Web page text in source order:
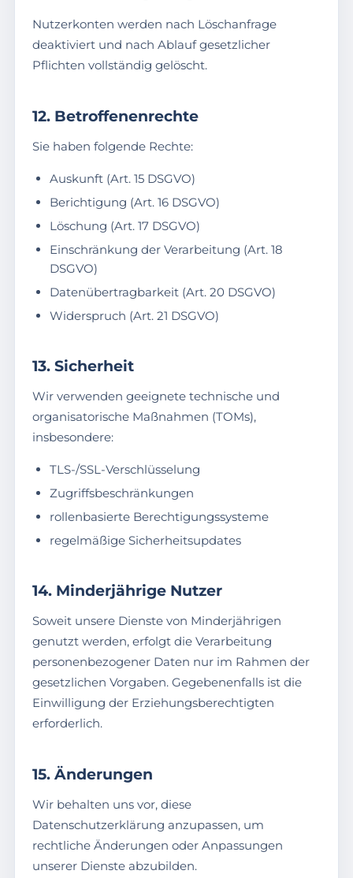
Nutzerkonten werden nach Löschanfrage
deaktiviert und nach Ablauf gesetzlicher
Pflichten vollständig gelöscht.
12. Betroffenenrechte
Sie haben folgende Rechte:
Auskunft (Art. 15 DSGVO)
Berichtigung (Art. 16 DSGVO)
Löschung (Art. 17 DSGVO)
Einschränkung der Verarbeitung (Art. 18
DSGVO)
Datenübertragbarkeit (Art. 20 DSGVO)
Widerspruch (Art. 21 DSGVO)
13. Sicherheit
Wir verwenden geeignete technische und
organisatorische Maßnahmen (TOMs),
insbesondere:
TLS-/SSL-Verschlüsselung
Zugriffsbeschränkungen
rollenbasierte Berechtigungssysteme
regelmäßige Sicherheitsupdates
14. Minderjährige Nutzer
Soweit unsere Dienste von Minderjährigen
genutzt werden, erfolgt die Verarbeitung
personenbezogener Daten nur im Rahmen der
gesetzlichen Vorgaben. Gegebenenfalls ist die
Einwilligung der Erziehungsberechtigten
erforderlich.
15. Änderungen
Wir behalten uns vor, diese
Datenschutzerklärung anzupassen, um
rechtliche Änderungen oder Anpassungen
unserer Dienste abzubilden.